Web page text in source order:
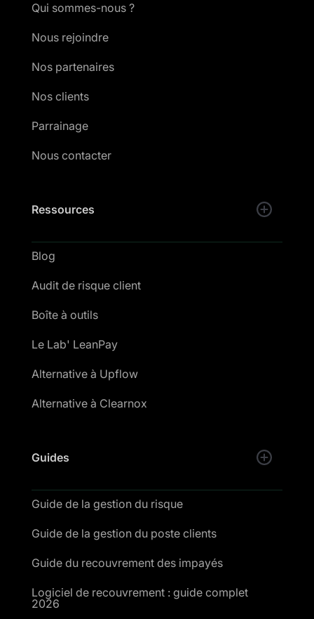
Qui sommes-nous ?
Nous rejoindre
Nos partenaires
Nos clients
Parrainage
Nous contacter
Ressources
Blog
Audit de risque client
Boîte à outils
Le Lab' LeanPay
Alternative à Upflow
Alternative à Clearnox
Guides
Guide de la gestion du risque
Guide de la gestion du poste clients
Guide du recouvrement des impayés
Logiciel de recouvrement : guide complet
2026